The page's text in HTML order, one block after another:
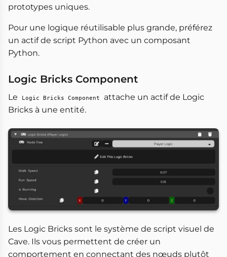
prototypes uniques.
Pour une logique réutilisable plus grande, préférez
un actif de script Python avec un composant
Python.
Logic Bricks Component
Le Logic Bricks Component
attache un actif de Logic
Bricks à une entité.
Les Logic Bricks sont le système de script visuel de
Cave. Ils vous permettent de créer un
comportement en connectant des nœuds plutôt